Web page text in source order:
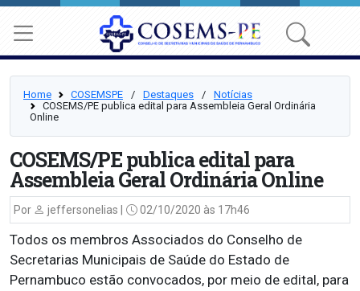
Home COSEMSPE ⠀/⠀ Destaques ⠀/⠀ Notícias
COSEMS/PE publica edital para Assembleia Geral Ordinária
Online
COSEMS/PE publica edital para
Assembleia Geral Ordinária Online
Por jeffersonelias | 02/10/2020 às 17h46
Todos os membros Associados do Conselho de
Secretarias Municipais de Saúde do Estado de
Pernambuco estão convocados, por meio de edital, para